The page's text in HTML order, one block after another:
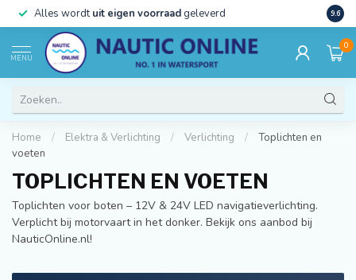
Alles wordtuit eigen voorraad geleverd 9.6
MENU
0
Home / Elektra & Verlichting / Verlichting /
Toplichten en
voeten
TOPLICHTEN EN VOETEN
Toplichten voor boten – 12V & 24V LED navigatieverlichting.
Verplicht bij motorvaart in het donker. Bekijk ons aanbod bij
NauticOnline.nl!